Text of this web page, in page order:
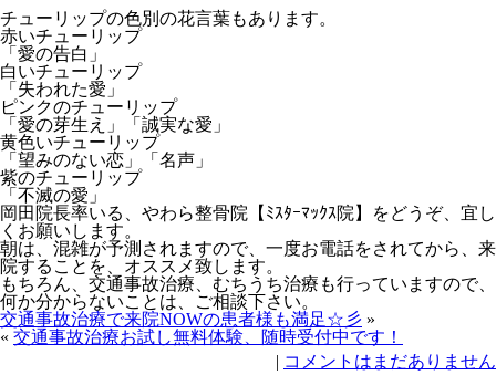
チューリップの色別の花言葉もあります。
赤いチューリップ
「愛の告白」
白いチューリップ
「失われた愛」
ピンクのチューリップ
「愛の芽生え」「誠実な愛」
黄色いチューリップ
「望みのない恋」「名声」
紫のチューリップ
「不滅の愛」
岡田院長率いる、やわら整骨院【ﾐｽﾀｰﾏｯｸｽ院】をどうぞ、宜し
くお願いします。
朝は、混雑が予測されますので、一度お電話をされてから、来
院することを、オススメ致します。
もちろん、交通事故治療、むちうち治療も行っていますので、
何か分からないことは、ご相談下さい。
交通事故治療で来院NOWの患者様も満足☆彡 »
« 交通事故治療お試し無料体験、随時受付中です！
| コメントはまだありません